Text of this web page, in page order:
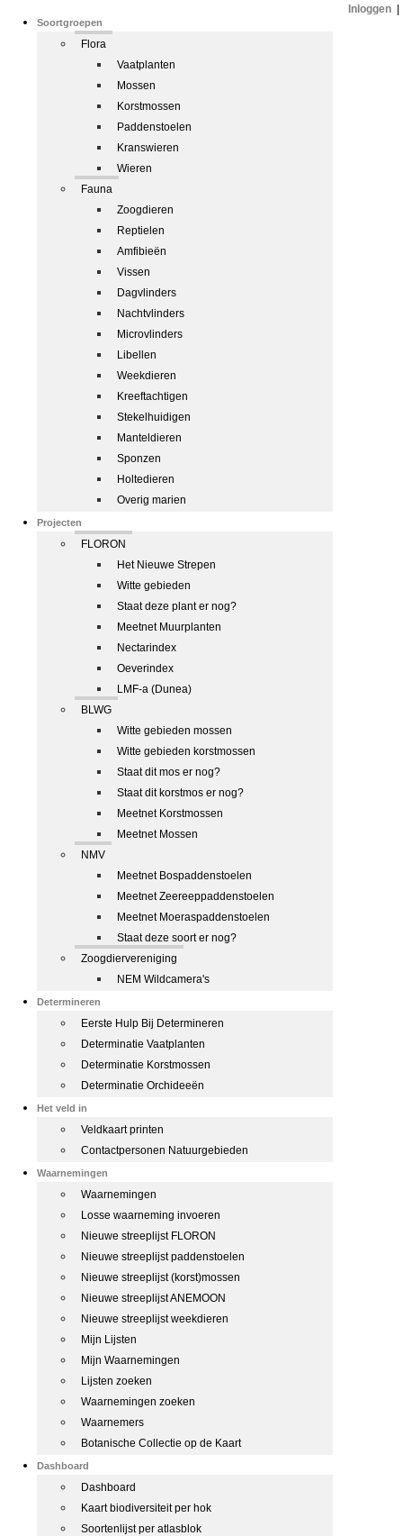
Soortgroepen
Flora
Vaatplanten
Mossen
Korstmossen
Paddenstoelen
Kranswieren
Wieren
Fauna
Zoogdieren
Reptielen
Amfibieën
Vissen
Dagvlinders
Nachtvlinders
Microvlinders
Libellen
Weekdieren
Kreeftachtigen
Stekelhuidigen
Manteldieren
Sponzen
Holtedieren
Overig marien
Projecten
FLORON
Het Nieuwe Strepen
Witte gebieden
Staat deze plant er nog?
Meetnet Muurplanten
Nectarindex
Oeverindex
LMF-a (Dunea)
BLWG
Witte gebieden mossen
Witte gebieden korstmossen
Staat dit mos er nog?
Staat dit korstmos er nog?
Meetnet Korstmossen
Meetnet Mossen
NMV
Meetnet Bospaddenstoelen
Meetnet Zeereeppaddenstoelen
Meetnet Moeraspaddenstoelen
Staat deze soort er nog?
Zoogdiervereniging
NEM Wildcamera's
Determineren
Eerste Hulp Bij Determineren
Determinatie Vaatplanten
Determinatie Korstmossen
Determinatie Orchideeën
Het veld in
Veldkaart printen
Contactpersonen Natuurgebieden
Waarnemingen
Waarnemingen
Losse waarneming invoeren
Nieuwe streeplijst FLORON
Nieuwe streeplijst paddenstoelen
Nieuwe streeplijst (korst)mossen
Nieuwe streeplijst ANEMOON
Nieuwe streeplijst weekdieren
Mijn Lijsten
Mijn Waarnemingen
Lijsten zoeken
Waarnemingen zoeken
Waarnemers
Botanische Collectie op de Kaart
Dashboard
Dashboard
Kaart biodiversiteit per hok
Soortenlijst per atlasblok
Inloggen